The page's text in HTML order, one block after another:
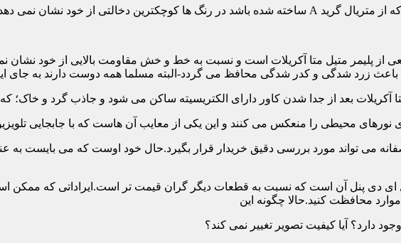
پلیمر متیل متا آکریلات است و نسبت به خط و خش مقاومت بالایی از خود نشان نمی
زرد شدگی و کدر شدگی محافظ می گردد-البته مسلما همه دوست دارند به جای
می تواند مورد بررسی دقیق خریدار قرار بگیرد.حال خود اوست که می بایست به
دی پنل آن است که نسبت به قطعات دیگر گران قیمت تر است.ایراداتی که ممکن
موارد محافظت کنید.حالا چگونه این
دارد؟ آیا کیفیت تصویر تغییر نمی کند؟